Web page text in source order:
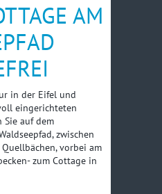
AM
in der Eifel und
eingerichteten
Sie auf dem
zwischen
vorbei am
zum Cottage in
auf Anfrage
Informationen
345,-€
Preise je nach Saison